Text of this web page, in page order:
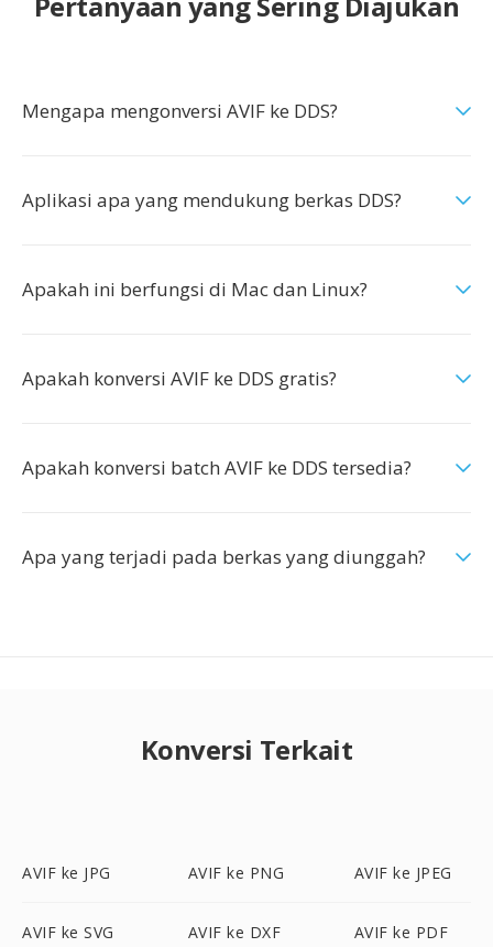
Mengapa mengonversi AVIF ke DDS?
Aplikasi apa yang mendukung berkas DDS?
Apakah ini berfungsi di Mac dan Linux?
Apakah konversi AVIF ke DDS gratis?
Apakah konversi batch AVIF ke DDS tersedia?
Apa yang terjadi pada berkas yang diunggah?
Konversi Terkait
AVIF ke JPG AVIF ke PNG AVIF ke JPEG
AVIF ke SVG AVIF ke DXF AVIF ke PDF